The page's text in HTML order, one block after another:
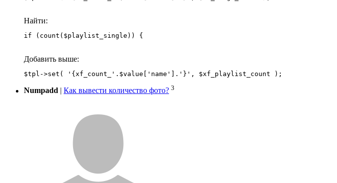
Найти:
if (count($playlist_single)) {
Добавить выше:
Numpadd Как вывести количество фото? 3